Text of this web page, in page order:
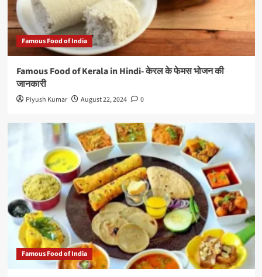
Famous Food of India
Famous Food of Kerala in Hindi- केरल के फेमस भोजन की
जानकारी
Piyush Kumar August 22, 2024 0
Famous Food of India